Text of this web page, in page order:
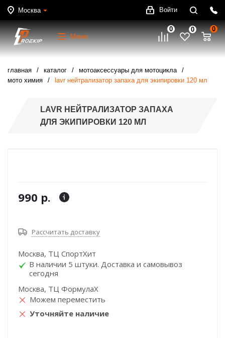
Москва Войти
Меню
0 0 0
главная каталог
мотоаксессуары для мотоцикла
мото химия
lavr нейтрализатор запаха для экипировки 120 мл
LAVR НЕЙТРАЛИЗАТОР ЗАПАХА
ДЛЯ ЭКИПИРОВКИ 120 МЛ
990 р.
Рассчитать доставку
Москва, ТЦ СпортХит
В наличии 5 штуки. Доставка и самовывоз
сегодня
Москва, ТЦ ФормулаХ
Можем переместить
Уточняйте наличие